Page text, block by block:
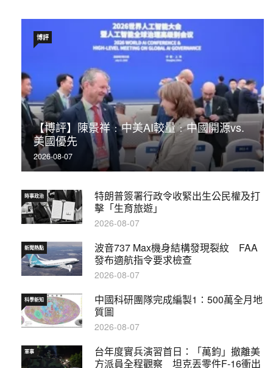
【博評】陳景祥﹕中美AI較量﹕中國開源vs.
美國優先
2026-08-07
博評
特朗普簽署行政令收緊出生公民權及打
擊「生育旅遊」
時事政治
2026-08-07
波音737 Max機身結構發現裂紋 FAA
發布適航指令要求檢查
新聞熱點
2026-08-07
中國科研團隊完成編製1∶500萬全月地
質圖
科學新知
2026-08-07
台年度實兵演習首日：「萬鈞」撤離美
方派員全程觀察 坦克丟零件F-16衝出
軍事